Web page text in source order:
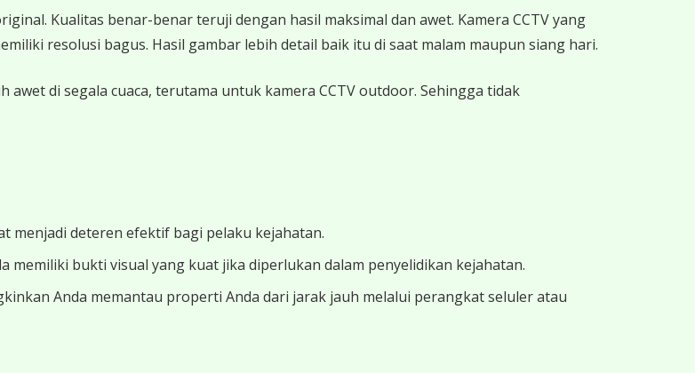
Kualitas benar-benar teruji dengan hasil maksimal dan awet. Kamera CCTV yang
resolusi bagus. Hasil gambar lebih detail baik itu di saat malam maupun siang hari.
di segala cuaca, terutama untuk kamera CCTV outdoor. Sehingga tidak
menjadi deteren efektif bagi pelaku kejahatan.
memiliki bukti visual yang kuat jika diperlukan dalam penyelidikan kejahatan.
Anda memantau properti Anda dari jarak jauh melalui perangkat seluler atau